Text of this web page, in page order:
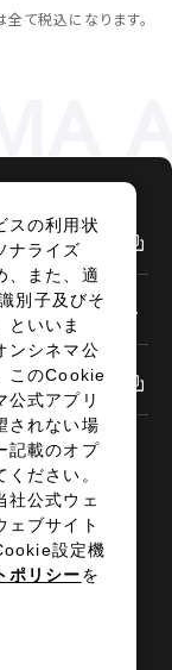
て税込になります。
基づく表示
RESERVED.
スの利用状
ナライズ
、また、適
別子及びそ
といいま
ンシネマ公
このCookie
公式アプリ
されない場
記載のオプ
ださい。
社公式ウェ
ェブサイト
設定機
ポリシーを